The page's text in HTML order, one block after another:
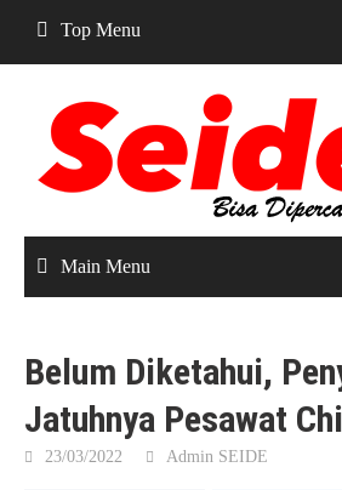
content
Top Menu
Main Menu
Belum Diketahui,
Jatuhnya Pesawat
23/03/2022 Admin SEIDE